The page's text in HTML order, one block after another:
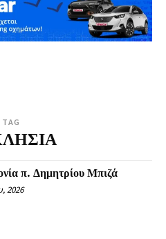
TAG
π. Δημητρίου Μπιζά
2026